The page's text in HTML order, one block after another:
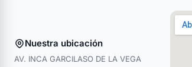
Nuestra ubicación
AV. INCA GARCILASO DE LA VEGA